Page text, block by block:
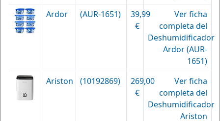
Ardor
(AUR-1651)
39,99
€
Ver ficha
completa del
Deshumidificador
Ardor (AUR-
1651)
Ariston
(10192869)
269,00
€
Ver ficha
completa del
Deshumidificador
Ariston